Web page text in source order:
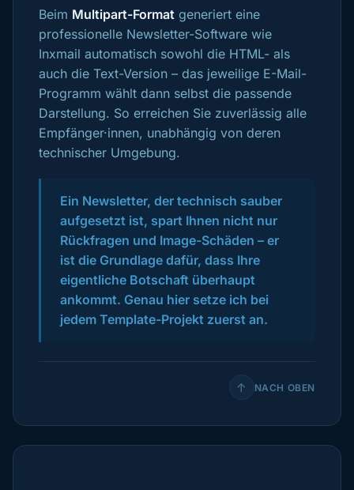
Beim Multipart-Format generiert eine
professionelle Newsletter-Software wie
Inxmail automatisch sowohl die HTML- als
auch die Text-Version – das jeweilige E-Mail-
Programm wählt dann selbst die passende
Darstellung. So erreichen Sie zuverlässig alle
Empfänger·innen, unabhängig von deren
technischer Umgebung.
Ein Newsletter, der technisch sauber
aufgesetzt ist, spart Ihnen nicht nur
Rückfragen und Image-Schäden – er
ist die Grundlage dafür, dass Ihre
eigentliche Botschaft überhaupt
ankommt. Genau hier setze ich bei
jedem Template-Projekt zuerst an.
↑ NACH OBEN